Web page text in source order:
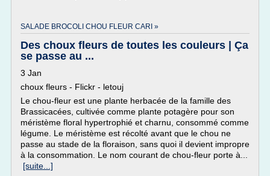
SALADE BROCOLI CHOU FLEUR CARI »
Des choux fleurs de toutes les couleurs | Ça
se passe au ...
3 Jan
choux fleurs - Flickr - letouj
Le chou-fleur est une plante herbacée de la famille des
Brassicacées, cultivée comme plante potagère pour son
méristème floral hypertrophié et charnu, consommé comme
légume. Le méristème est récolté avant que le chou ne
passe au stade de la floraison, sans quoi il devient impropre
à la consommation. Le nom courant de chou-fleur porte à...
[suite...]